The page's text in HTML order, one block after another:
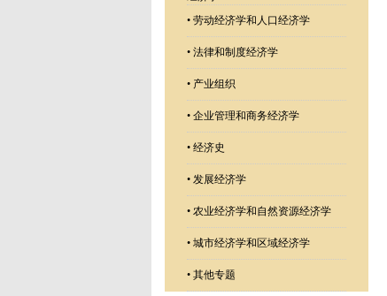
• 劳动经济学和人口经济学
• 法律和制度经济学
• 产业组织
• 企业管理和商务经济学
• 经济史
• 发展经济学
• 农业经济学和自然资源经济学
• 城市经济学和区域经济学
• 其他专题